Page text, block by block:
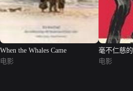
When the Whales Came
电影
毫不仁慈
电影